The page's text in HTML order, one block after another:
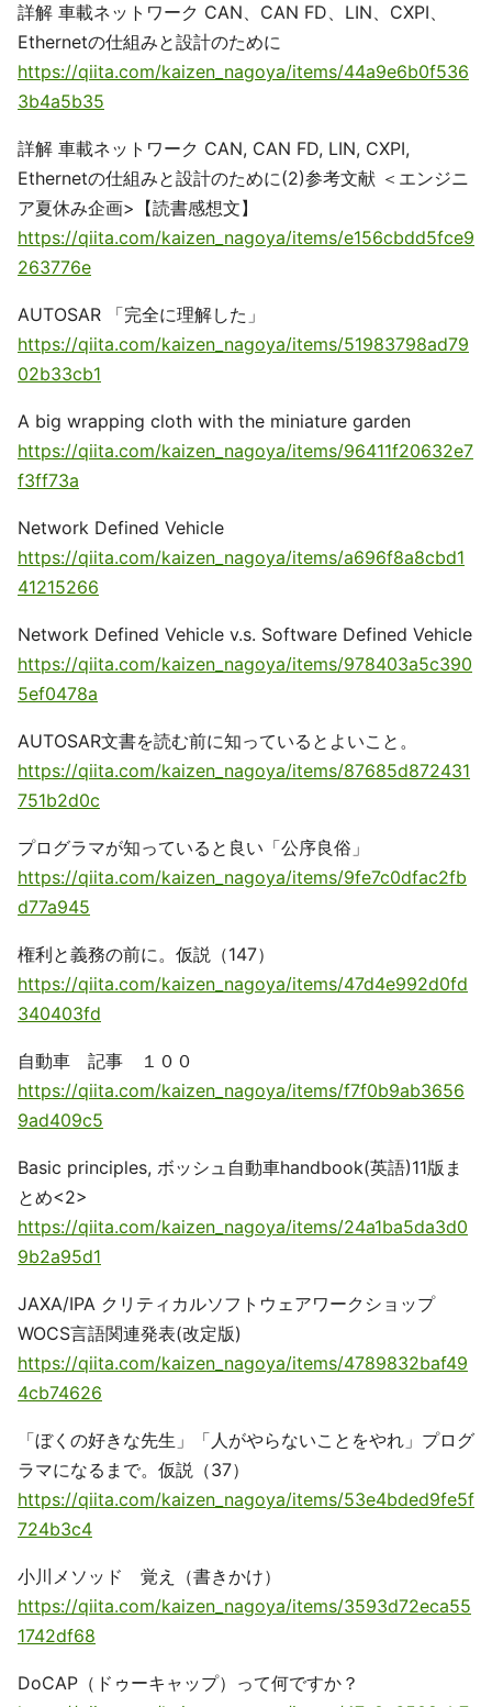
詳解 車載ネットワーク CAN、CAN FD、LIN、CXPI、
Ethernetの仕組みと設計のために
https://qiita.com/kaizen_nagoya/items/44a9e6b0f536
3b4a5b35
詳解 車載ネットワーク CAN, CAN FD, LIN, CXPI,
Ethernetの仕組みと設計のために(2)参考文献 ＜エンジニ
ア夏休み企画>【読書感想文】
https://qiita.com/kaizen_nagoya/items/e156cbdd5fce9
263776e
AUTOSAR 「完全に理解した」
https://qiita.com/kaizen_nagoya/items/51983798ad79
02b33cb1
A big wrapping cloth with the miniature garden
https://qiita.com/kaizen_nagoya/items/96411f20632e7
f3ff73a
Network Defined Vehicle
https://qiita.com/kaizen_nagoya/items/a696f8a8cbd1
41215266
Network Defined Vehicle v.s. Software Defined Vehicle
https://qiita.com/kaizen_nagoya/items/978403a5c390
5ef0478a
AUTOSAR文書を読む前に知っているとよいこと。
https://qiita.com/kaizen_nagoya/items/87685d872431
751b2d0c
プログラマが知っていると良い「公序良俗」
https://qiita.com/kaizen_nagoya/items/9fe7c0dfac2fb
d77a945
権利と義務の前に。仮説（147）
https://qiita.com/kaizen_nagoya/items/47d4e992d0fd
340403fd
自動車 記事 １００
https://qiita.com/kaizen_nagoya/items/f7f0b9ab3656
9ad409c5
Basic principles, ボッシュ自動車handbook(英語)11版ま
とめ<2>
https://qiita.com/kaizen_nagoya/items/24a1ba5da3d0
9b2a95d1
JAXA/IPA クリティカルソフトウェアワークショップ
WOCS言語関連発表(改定版)
https://qiita.com/kaizen_nagoya/items/4789832baf49
4cb74626
「ぼくの好きな先生」「人がやらないことをやれ」プログ
ラマになるまで。仮説（37）
https://qiita.com/kaizen_nagoya/items/53e4bded9fe5f
724b3c4
小川メソッド 覚え（書きかけ）
https://qiita.com/kaizen_nagoya/items/3593d72eca55
1742df68
DoCAP（ドゥーキャップ）って何ですか？